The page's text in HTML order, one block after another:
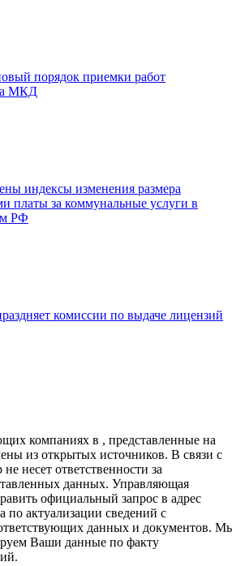
порядок приемки работ
МКД
индексы изменения размера
платы за коммунальные услуги в
РФ
комиссии по выдаче лицензий
компаниях в , представленные на
из открытых источников. В связи с
несет ответственности за
данных. Управляющая
официальный запрос в адрес
по актуализации сведений с
данных и документов.
Ваши данные по факту